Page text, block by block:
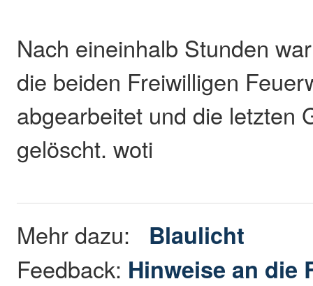
Nach eineinhalb Stunden
die beiden Freiwilligen
abgearbeitet und die letzten
gelöscht. woti
Mehr dazu: Blaulicht
Feedback: Hinweise an die